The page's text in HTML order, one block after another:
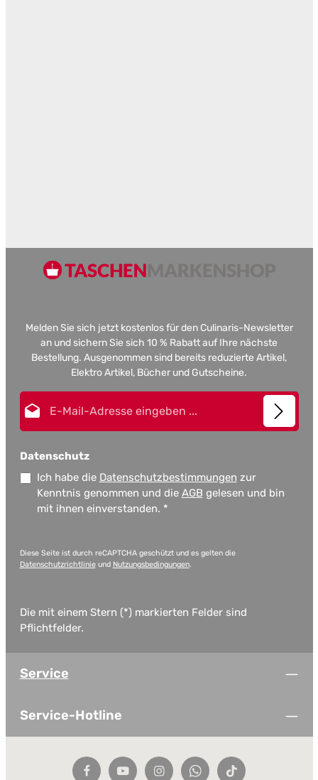
Melden Sie sich jetzt kostenlos für den Culinaris-Newsletter
an und sichern Sie sich 10 % Rabatt auf Ihre nächste
Bestellung. Ausgenommen sind bereits reduzierte Artikel,
Elektro Artikel, Bücher und Gutscheine.
Datenschutz
Ich habe die Datenschutzbestimmungen zur
Kenntnis genommen und die AGB gelesen und bin
mit ihnen einverstanden. *
Diese Seite ist durch reCAPTCHA geschützt und es gelten die
Datenschutzrichtlinieund Nutzungsbedingungen.
Die mit einem Stern (*) markierten Felder sind
Pflichtfelder.
Service
Service-Hotline